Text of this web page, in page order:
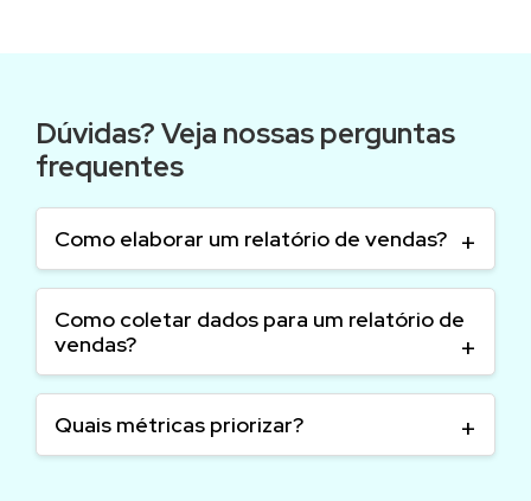
Dúvidas? Veja nossas perguntas
frequentes
Como elaborar um relatório de vendas?
Como coletar dados para um relatório de
vendas?
Quais métricas priorizar?